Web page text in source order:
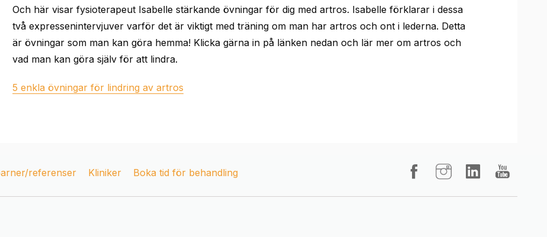
Och här visar fysioterapeut Isabelle stärkande övningar för dig med artros. Isabelle förklarar i dessa
två expressenintervjuver varför det är viktigt med träning om man har artros och ont i lederna. Detta
är övningar som man kan göra hemma! Klicka gärna in på länken nedan och lär mer om artros och
vad man kan göra själv för att lindra.
5 enkla övningar för lindring av artros
referenser Kliniker Boka tid för behandling